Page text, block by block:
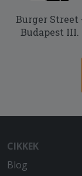
Burger Street
Budapest III.
CIKKEK
Blog